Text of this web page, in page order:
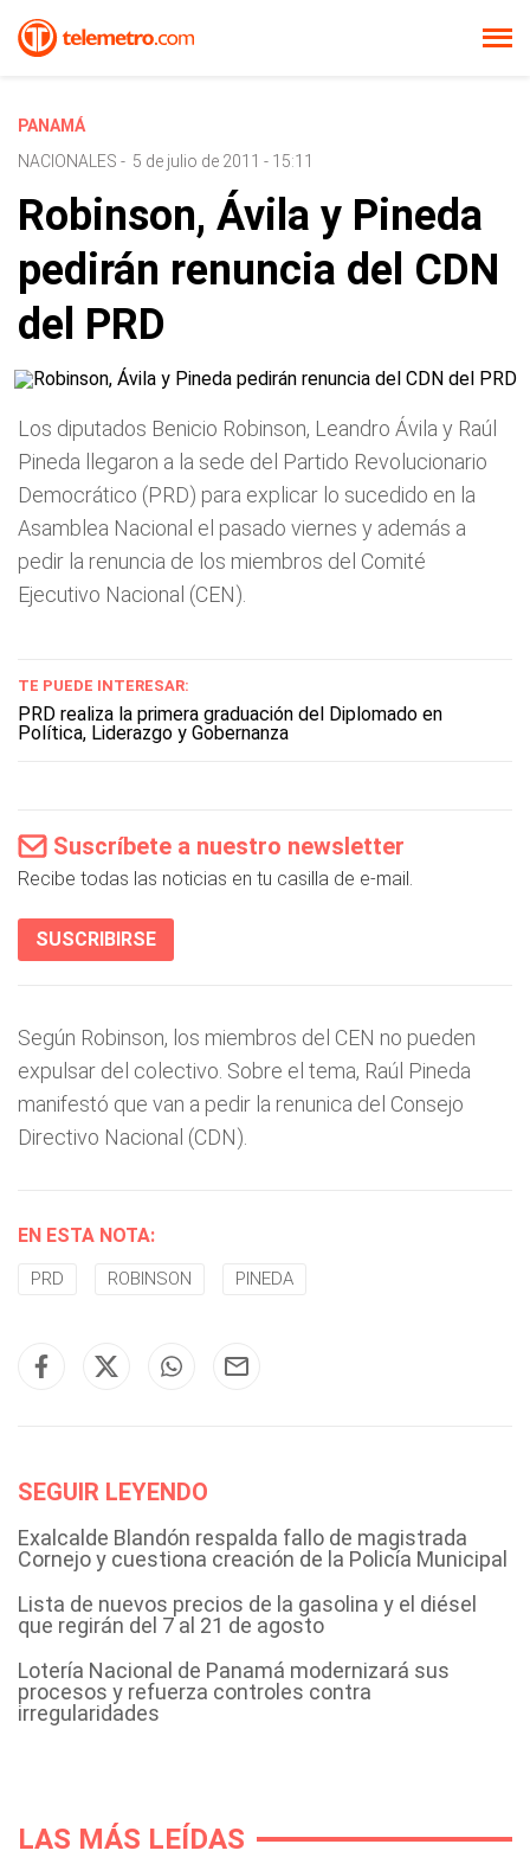
PANAMÁ
NACIONALES - 5 de julio de 2011 - 15:11
Robinson, Ávila y Pineda
pedirán renuncia del CDN
del PRD
Los diputados Benicio Robinson, Leandro Ávila y Raúl
Pineda llegaron a la sede del Partido Revolucionario
Democrático (PRD) para explicar lo sucedido en la
Asamblea Nacional el pasado viernes y además a
pedir la renuncia de los miembros del Comité
Ejecutivo Nacional (CEN).
TE PUEDE INTERESAR:
PRD realiza la primera graduación del Diplomado en
Política, Liderazgo y Gobernanza
Suscríbete a nuestro newsletter
Recibe todas las noticias en tu casilla de e-mail.
SUSCRIBIRSE
Según Robinson, los miembros del CEN no pueden
expulsar del colectivo. Sobre el tema, Raúl Pineda
manifestó que van a pedir la renunica del Consejo
Directivo Nacional (CDN).
EN ESTA NOTA:
PRD ROBINSON PINEDA
SEGUIR LEYENDO
Exalcalde Blandón respalda fallo de magistrada
Cornejo y cuestiona creación de la Policía Municipal
Lista de nuevos precios de la gasolina y el diésel
que regirán del 7 al 21 de agosto
Lotería Nacional de Panamá modernizará sus
procesos y refuerza controles contra
irregularidades
LAS MÁS LEÍDAS